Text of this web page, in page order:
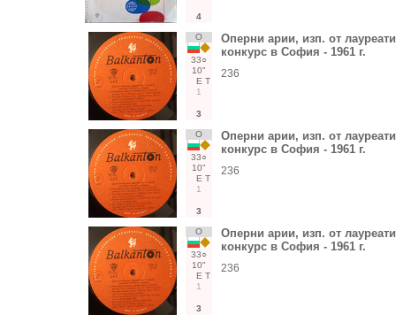
4
О
33○
10"
Е Т
1
3
Оперни арии, изп. от
конкурс в София - 1961 г.
236
О
33○
10"
Е Т
1
3
Оперни арии, изп. от
конкурс в София - 1961 г.
236
О
33○
10"
Е Т
1
3
Оперни арии, изп. от
конкурс в София - 1961 г.
236